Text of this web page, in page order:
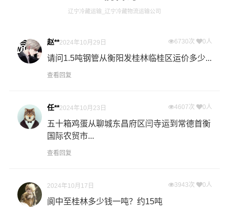
辽宁冷藏运输_辽宁冷藏物流运输公司
赵**2024年10月29日 6730次 0人
请问1.5吨钢管从衡阳发桂林临桂区运价多少...
查看回复
任**2024年10月23日 4607次 0人
五十箱鸡蛋从聊城东昌府区闫寺运到常德首衡
国际农贸市...
查看回复
2024年10月17日 3943次 0人
阆中至桂林多少钱一吨？约15吨